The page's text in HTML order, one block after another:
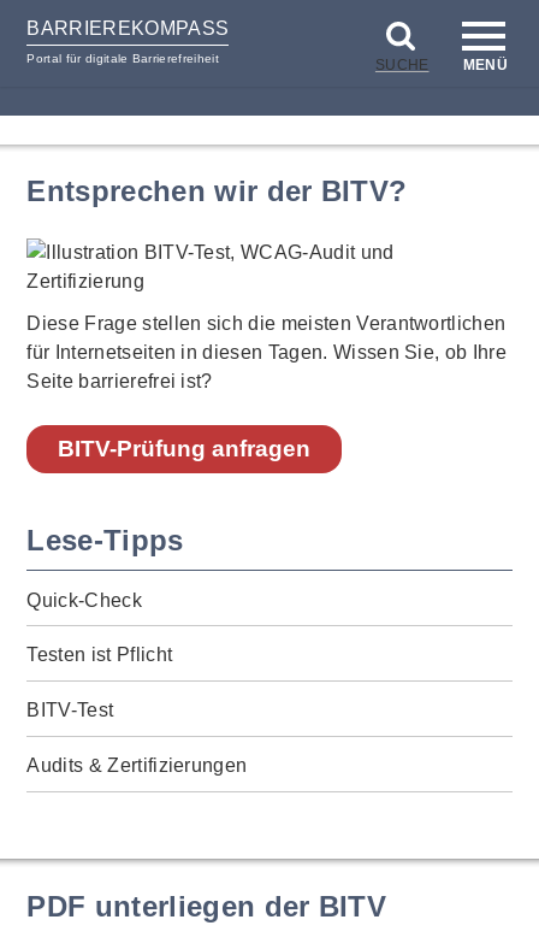
BARRIEREKOMPASS
Portal für digitale Barrierefreiheit SUCHE MENÜ
Entsprechen wir der BITV?
Diese Frage stellen sich die meisten Verantwortlichen
für Internetseiten in diesen Tagen. Wissen Sie, ob Ihre
Seite barrierefrei ist?
BITV-Prüfung anfragen
Lese-Tipps
Quick-Check
Testen ist Pflicht
BITV-Test
Audits & Zertifizierungen
PDF unterliegen der BITV